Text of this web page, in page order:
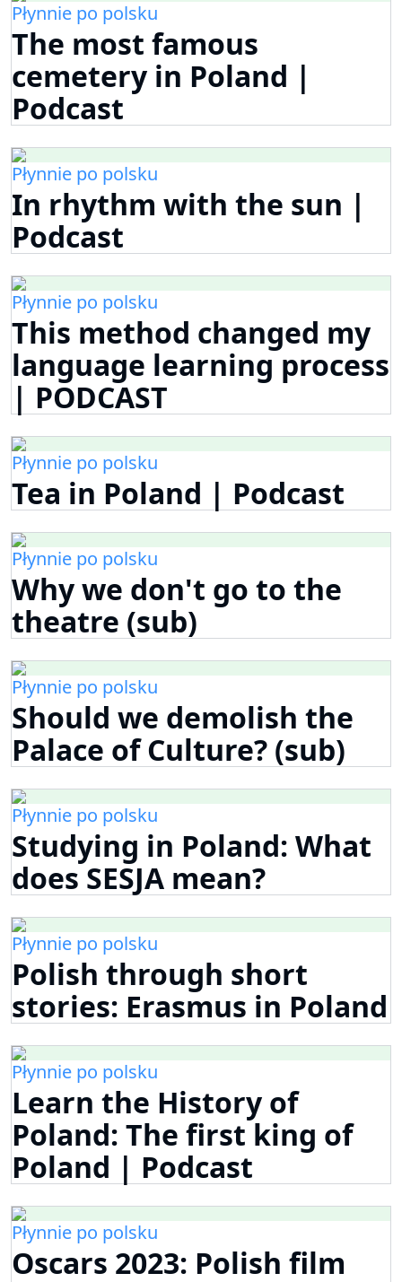
Płynnie po polsku
The most famous
cemetery in Poland |
Podcast
Płynnie po polsku
In rhythm with the sun |
Podcast
Płynnie po polsku
This method changed my
language learning process
| PODCAST
Płynnie po polsku
Tea in Poland | Podcast
Płynnie po polsku
Why we don't go to the
theatre (sub)
Płynnie po polsku
Should we demolish the
Palace of Culture? (sub)
Płynnie po polsku
Studying in Poland: What
does SESJA mean?
Płynnie po polsku
Polish through short
stories: Erasmus in Poland
Płynnie po polsku
Learn the History of
Poland: The first king of
Poland | Podcast
Płynnie po polsku
Oscars 2023: Polish film